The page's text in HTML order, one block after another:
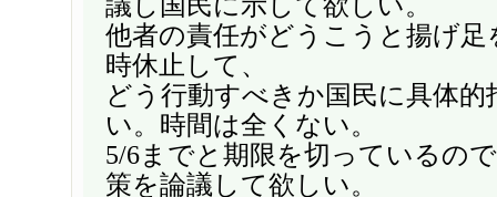
他者の責任がどうこうと揚げ
時休止して、
どう行動すべきか国民に具体
い。時間は全くない。
5/6までと期限を切っているの
策を論議して欲しい。